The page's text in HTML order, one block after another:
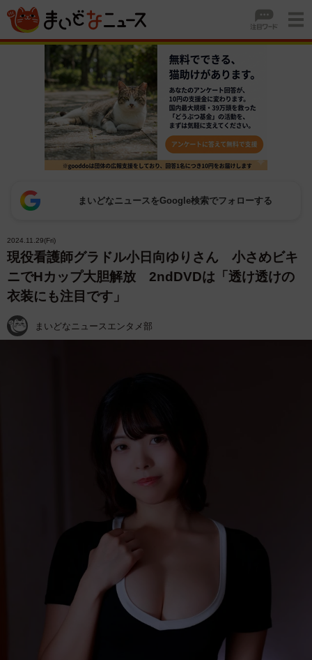
まいどなニュースをGoogle検索でフォローする
2024.11.29(Fri)
現役看護師グラドル小日向ゆりさん 小さめビキ
ニでHカップ大胆解放 2ndDVDは「透け透けの
衣装にも注目です」
まいどなニュースエンタメ部